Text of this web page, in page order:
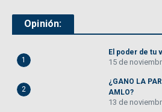
Opinión:
1
El poder de tu
15 de
2
¿GANO LA
AMLO?
13 de